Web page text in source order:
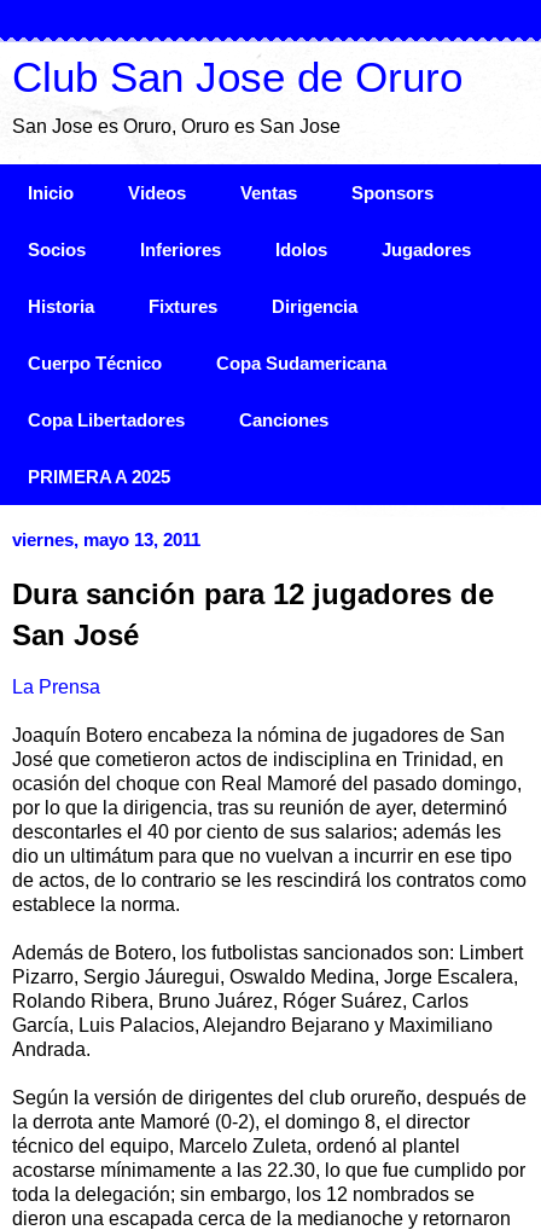
Club San Jose de Oruro
San Jose es Oruro, Oruro es San Jose
Inicio Videos Ventas Sponsors
Socios Inferiores Idolos Jugadores
Historia Fixtures Dirigencia
Cuerpo Técnico Copa Sudamericana
Copa Libertadores Canciones
PRIMERA A 2025
viernes, mayo 13, 2011
Dura sanción para 12 jugadores de
San José
La Prensa
Joaquín Botero encabeza la nómina de jugadores de San
José que cometieron actos de indisciplina en Trinidad, en
ocasión del choque con Real Mamoré del pasado domingo,
por lo que la dirigencia, tras su reunión de ayer, determinó
descontarles el 40 por ciento de sus salarios; además les
dio un ultimátum para que no vuelvan a incurrir en ese tipo
de actos, de lo contrario se les rescindirá los contratos como
establece la norma.
Además de Botero, los futbolistas sancionados son: Limbert
Pizarro, Sergio Jáuregui, Oswaldo Medina, Jorge Escalera,
Rolando Ribera, Bruno Juárez, Róger Suárez, Carlos
García, Luis Palacios, Alejandro Bejarano y Maximiliano
Andrada.
Según la versión de dirigentes del club orureño, después de
la derrota ante Mamoré (0-2), el domingo 8, el director
técnico del equipo, Marcelo Zuleta, ordenó al plantel
acostarse mínimamente a las 22.30, lo que fue cumplido por
toda la delegación; sin embargo, los 12 nombrados se
dieron una escapada cerca de la medianoche y retornaron